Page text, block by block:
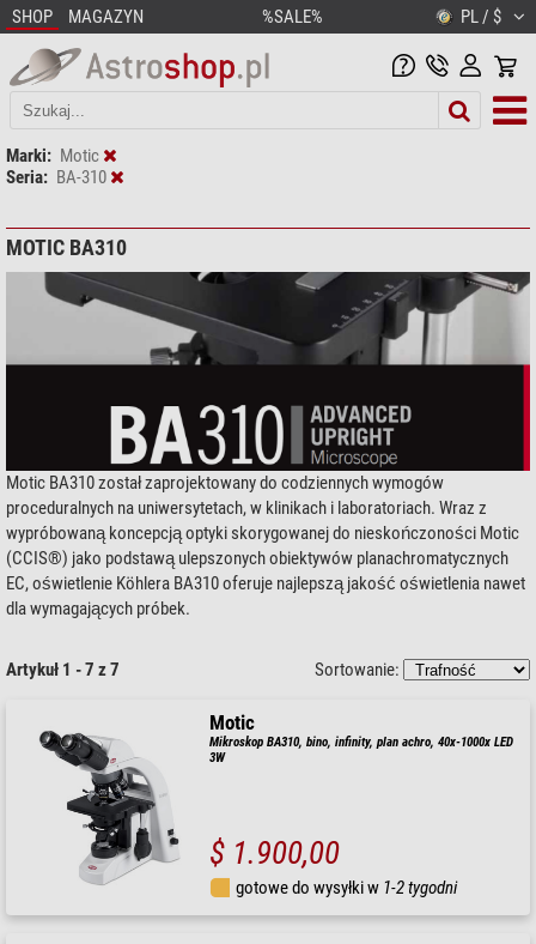
SHOP MAGAZYN %SALE% PL / $
Marki: Motic
Seria: BA-310
MOTIC BA310
Motic BA310 został zaprojektowany do codziennych wymogów
proceduralnych na uniwersytetach, w klinikach i laboratoriach. Wraz z
wypróbowaną koncepcją optyki skorygowanej do nieskończoności Motic
(CCIS®) jako podstawą ulepszonych obiektywów planachromatycznych
EC, oświetlenie Köhlera BA310 oferuje najlepszą jakość oświetlenia nawet
dla wymagających próbek.
Artykuł 1 - 7 z 7 Sortowanie:
Motic
Mikroskop BA310, bino, infinity, plan achro, 40x-1000x LED
3W
$ 1.900,00
gotowe do wysyłki w 1-2 tygodni